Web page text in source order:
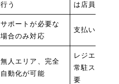
行う
は店員
サポートが必要な
場合のみ対応
支払い時に
無人エリア、完全
自動化が可能
レジエリア
常駐スペー
要